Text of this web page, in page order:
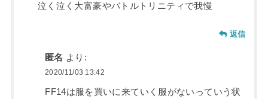
泣く泣く大富豪やバトルトリニティで我慢
返信
匿名 より:
2020/11/03 13:42
FF14は服を買いに来ていく服がないっていう状